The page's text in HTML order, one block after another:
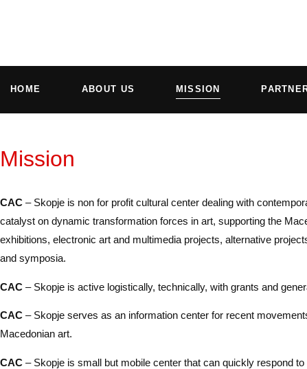
HOME ABOUT US MISSION
Mission
CAC – Skopje is non for profit cultural center dealing with
catalyst on dynamic transformation forces in art, supporting the
exhibitions, electronic art and multimedia projects, alternative
and symposia.
CAC – Skopje is active logistically, technically, with grants and
CAC – Skopje serves as an information center for recent
Macedonian art.
CAC – Skopje is small but mobile center that can quickly respond